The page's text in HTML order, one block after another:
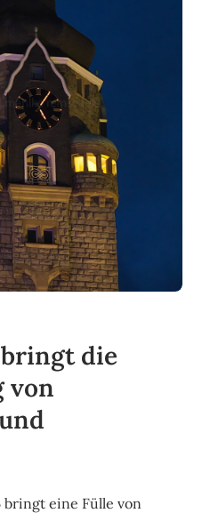
bringt die
von
bringt eine Fülle von